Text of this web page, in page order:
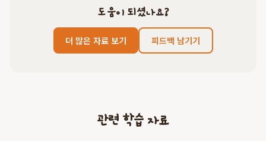
도움이 되셨나요?
더 많은 자료 보기 피드백 남기기
관련 학습 자료